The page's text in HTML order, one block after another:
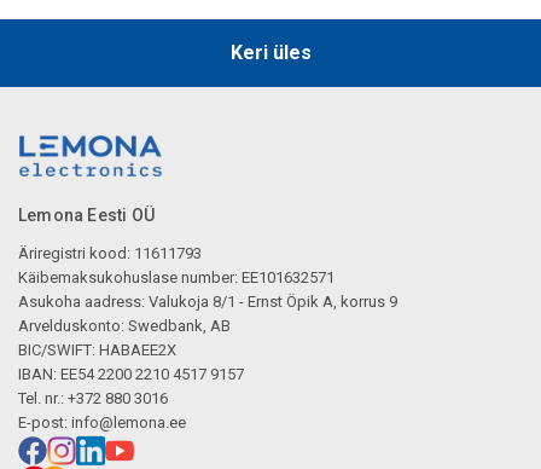
Keri üles
Lemona Eesti OÜ
Äriregistri kood: 11611793
Käibemaksukohuslase number: EE101632571
Asukoha aadress: Valukoja 8/1 - Ernst Öpik A, korrus 9
Arvelduskonto: Swedbank, AB
BIC/SWIFT: HABAEE2X
IBAN: EE54 2200 2210 4517 9157
Tel. nr.: +372 880 3016
E-post: info@lemona.ee